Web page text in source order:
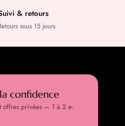
& retours
sous 15 jours
confidence
offres privées — 1 à 2 e-